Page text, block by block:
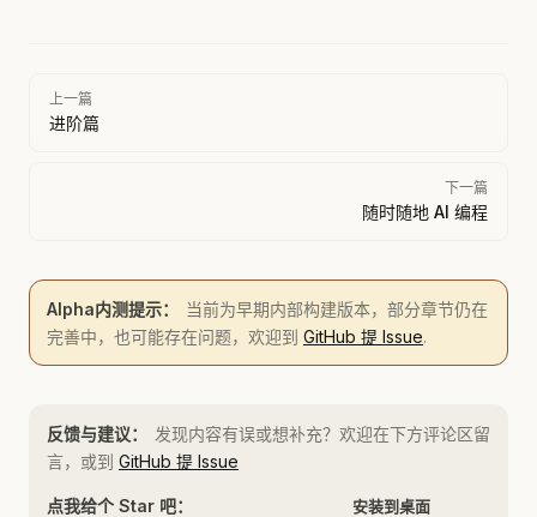
Pager
上一篇
进阶篇
下一篇
随时随地 AI 编程
Alpha内测提示：
当前为早期内部构建版本，部分章节仍在
完善中，也可能存在问题，欢迎到 GitHub 提 Issue.
反馈与建议：
发现内容有误或想补充？欢迎在下方评论区留
言，或到 GitHub 提 Issue
点我给个 Star 吧： 安装到桌面